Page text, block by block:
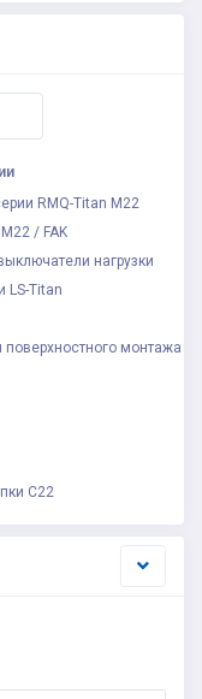
RMQ-Titan M22
/ FAK
нагрузки
LS-Titan
монтажа
С22